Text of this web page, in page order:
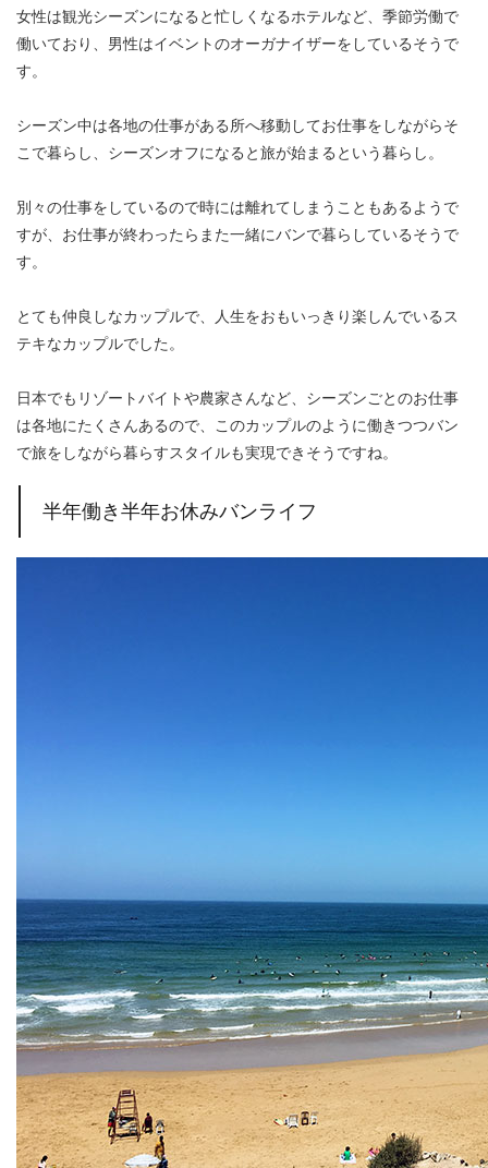
女性は観光シーズンになると忙しくなるホテルなど、季節労働で
働いており、男性はイベントのオーガナイザーをしているそうで
す。
シーズン中は各地の仕事がある所へ移動してお仕事をしながらそ
こで暮らし、シーズンオフになると旅が始まるという暮らし。
別々の仕事をしているので時には離れてしまうこともあるようで
すが、お仕事が終わったらまた一緒にバンで暮らしているそうで
す。
とても仲良しなカップルで、人生をおもいっきり楽しんでいるス
テキなカップルでした。
日本でもリゾートバイトや農家さんなど、シーズンごとのお仕事
は各地にたくさんあるので、このカップルのように働きつつバン
で旅をしながら暮らすスタイルも実現できそうですね。
半年働き半年お休みバンライフ